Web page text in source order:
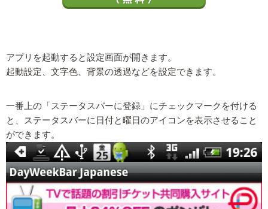
アプリを起動すると設定画面が開きます。
起動設定、文字色、背景の透過などを設定できます。
一番上の「ステータスバーに登録」にチェックマークを付ける
と、ステータスバーに日付と曜日のアイコンを表示させること
ができます。